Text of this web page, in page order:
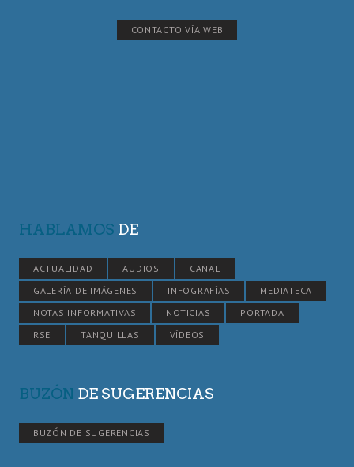
CONTACTO VÍA WEB
HABLAMOS DE
ACTUALIDAD AUDIOS
CANAL
GALERÍA DE IMÁGENES
INFOGRAFÍAS
MEDIATECA
NOTAS INFORMATIVAS
NOTICIAS
PORTADA
RSE
TANQUILLAS VÍDEOS
BUZÓN DE SUGERENCIAS
BUZÓN DE SUGERENCIAS